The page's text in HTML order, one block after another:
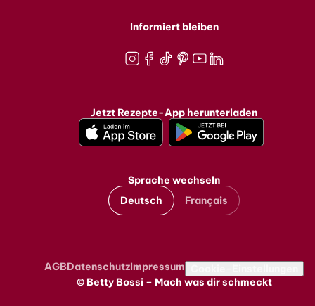
Informiert bleiben
Jetzt Rezepte-App herunterladen
Sprache wechseln
Deutsch
Français
Metanavigation
AGBDatenschutzImpressum
© Betty Bossi – Mach was dir schmeckt